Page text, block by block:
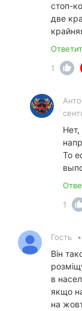
стоп-
две
1
Нет,
То
1
Гость •
Він
в
якщо
на